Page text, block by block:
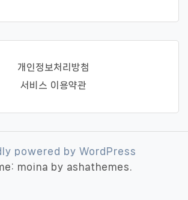
개인정보처리방첨
서비스 이용약관
powered by WordPress
moina by ashathemes.